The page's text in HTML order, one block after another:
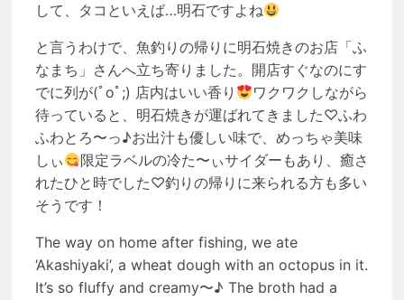
して、タコといえば…明石ですよね
と言うわけで、魚釣りの帰りに明石焼きのお店「ふ
なまち」さんへ立ち寄りました。開店すぐなのにす
でに列が(ﾟoﾟ;) 店内はいい香り
ワクワクしながら
待っていると、明石焼きが運ばれてきました♡ふわ
ふわとろ〜っ♪お出汁も優しい味で、めっちゃ美味
しぃ
限定ラベルの冷た〜ぃサイダーもあり、癒さ
れたひと時でした♡釣りの帰りに来られる方も多い
そうです！
The way on home after fishing, we ate
‘Akashiyaki’, a wheat dough with an octopus in it.
It’s so fluffy and creamy〜♪ The broth had a